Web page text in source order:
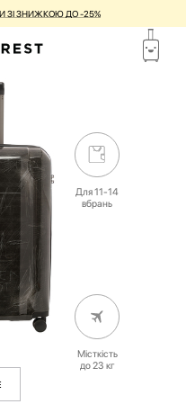
ЗІ ЗНИЖКОЮ ДО -25%
Для 11-14
вбрань
Місткість
до 23 кг